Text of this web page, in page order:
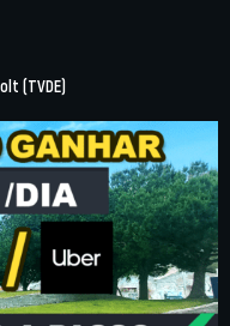
(TVDE)